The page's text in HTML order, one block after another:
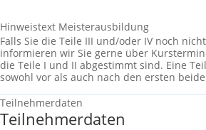
Hinweistext Meisterausbildung
Falls Sie die Teile III und/oder IV noch
informieren wir Sie gerne über
die Teile I und II abgestimmt sind. Eine
sowohl vor als auch nach den ersten
Teilnehmerdaten
Teilnehmerdaten